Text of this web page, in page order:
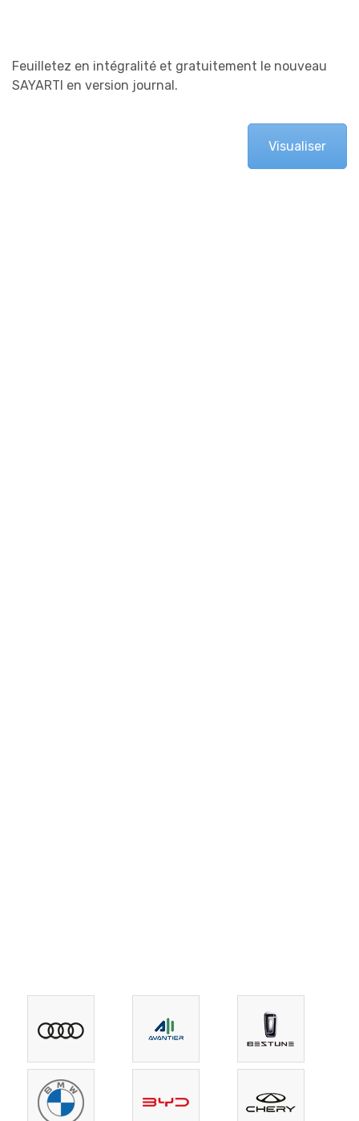
Feuilletez en intégralité et gratuitement le nouveau
SAYARTI en version journal.
Visualiser